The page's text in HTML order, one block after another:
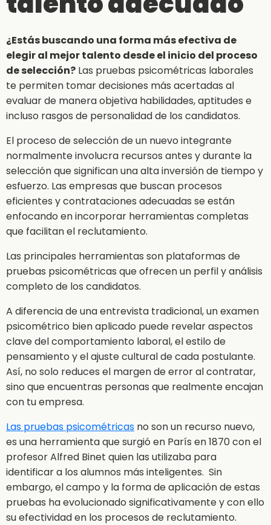
¿Estás buscando una forma más efectiva de
elegir al mejor talento desde el inicio del proceso
de selección? Las pruebas psicométricas laborales
te permiten tomar decisiones más acertadas al
evaluar de manera objetiva habilidades, aptitudes e
incluso rasgos de personalidad de los candidatos.
El proceso de selección de un nuevo integrante
normalmente involucra recursos antes y durante la
selección que significan una alta inversión de tiempo y
esfuerzo. Las empresas que buscan procesos
eficientes y contrataciones adecuadas se están
enfocando en incorporar herramientas completas
que facilitan el reclutamiento.
Las principales herramientas son plataformas de
pruebas psicométricas que ofrecen un perfil y análisis
completo de los candidatos.
A diferencia de una entrevista tradicional, un examen
psicométrico bien aplicado puede revelar aspectos
clave del comportamiento laboral, el estilo de
pensamiento y el ajuste cultural de cada postulante.
Así, no solo reduces el margen de error al contratar,
sino que encuentras personas que realmente encajan
con tu empresa.
Las pruebas psicométricas no son un recurso nuevo,
es una herramienta que surgió en París en 1870 con el
profesor Alfred Binet quien las utilizaba para
identificar a los alumnos más inteligentes. Sin
embargo, el campo y la forma de aplicación de estas
pruebas ha evolucionado significativamente y con ello
su efectividad en los procesos de reclutamiento.